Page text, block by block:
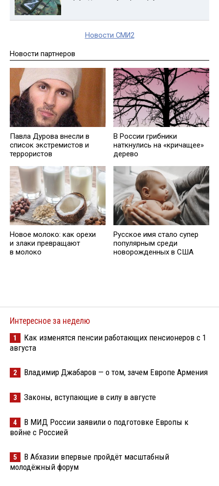
Новости СМИ2
Новости партнеров
Павла Дурова внесли в
список экстремистов и
террористов
В России грибники
наткнулись на «кричащее»
дерево
Новое молоко: как орехи
и злаки превращают
в молоко
Русское имя стало супер
популярным среди
новорожденных в США
Интересное за неделю
1
Как изменятся пенсии работающих пенсионеров с 1
августа
2 Владимир Джабаров — о том, зачем Европе Армения
3 Законы, вступающие в силу в августе
4
В МИД России заявили о подготовке Европы к
войне с Россией
5
В Абхазии впервые пройдёт масштабный
молодёжный форум